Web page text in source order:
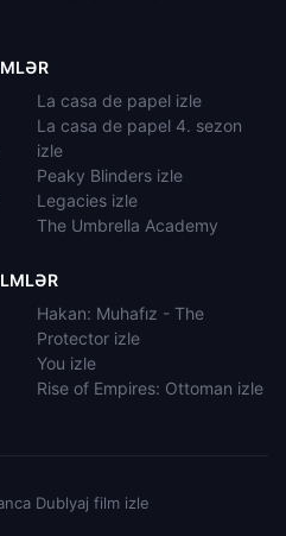
La casa de papel izle
La casa de papel 4. sezon
izle
Peaky Blinders izle
Legacies izle
The Umbrella Academy
Hakan: Muhafız - The
Protector izle
You izle
Rise of Empires: Ottoman izle
Dublyaj film izle